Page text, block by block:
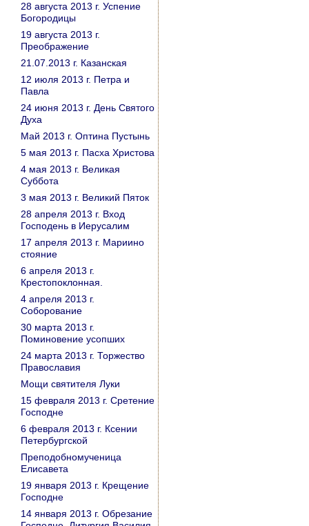
28 августа 2013 г. Успение
Богородицы
19 августа 2013 г.
Преображение
21.07.2013 г. Казанская
12 июля 2013 г. Петра и
Павла
24 июня 2013 г. День Святого
Духа
Май 2013 г. Оптина Пустынь
5 мая 2013 г. Пасха Христова
4 мая 2013 г. Великая
Суббота
3 мая 2013 г. Великий Пяток
28 апреля 2013 г. Вход
Господень в Иерусалим
17 апреля 2013 г. Мариино
стояние
6 апреля 2013 г.
Крестопоклонная.
4 апреля 2013 г.
Соборование
30 марта 2013 г.
Поминовение усопших
24 марта 2013 г. Торжество
Православия
Мощи святителя Луки
15 февраля 2013 г. Сретение
Господне
6 февраля 2013 г. Ксении
Петербургской
Преподобномученица
Елисавета
19 января 2013 г. Крещение
Господне
14 января 2013 г. Обрезание